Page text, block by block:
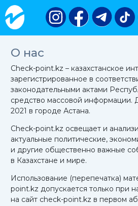
О нас
Check-point.kz – казахстанское
зарегистрированное в
законодательными актами
средство массовой информации.
2021 в городе Астана.
Check-point.kz освещает и
актуальные политические,
и другие общественно важные
в Казахстане и мире.
Использование (перепечатка)
point.kz допускается только при
на сайт check-point.kz в первом